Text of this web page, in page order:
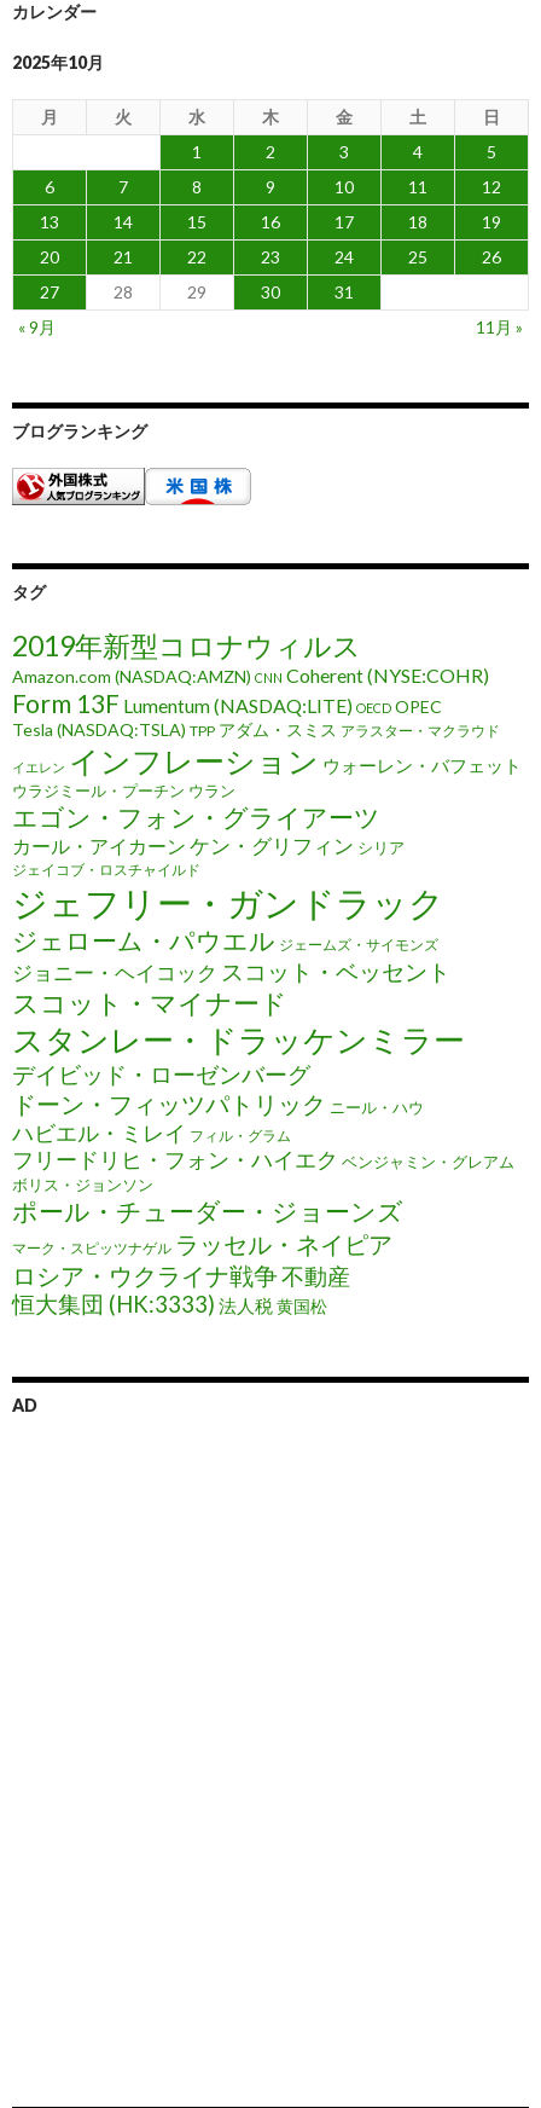
カレンダー
2025年10月
月 火 水 木 金 土
日
1
2 3 4
5
6
7 8 9 10 11
12
13
14 15 16 17 18
19
20
21 22 23 24 25
26
27
28 29 30
31
« 9月
11月 »
ブログランキング
タグ
2019年新型コロナウィルス
Amazon.com (NASDAQ:AMZN) CNN Coherent (NYSE:COHR)
Form 13F Lumentum (NASDAQ:LITE) OECD OPEC
Tesla (NASDAQ:TSLA) TPP アダム・スミス アラスター・マクラウド
イエレン インフレーション ウォーレン・バフェット
ウラジミール・プーチン ウラン
エゴン・フォン・グライアーツ
カール・アイカーン ケン・グリフィン シリア
ジェイコブ・ロスチャイルド
ジェフリー・ガンドラック
ジェローム・パウエル ジェームズ・サイモンズ
ジョニー・ヘイコック スコット・ベッセント
スコット・マイナード
スタンレー・ドラッケンミラー
デイビッド・ローゼンバーグ
ドーン・フィッツパトリック ニール・ハウ
ハビエル・ミレイ フィル・グラム
フリードリヒ・フォン・ハイエク ベンジャミン・グレアム
ボリス・ジョンソン
ポール・チューダー・ジョーンズ
マーク・スピッツナゲル ラッセル・ネイピア
ロシア・ウクライナ戦争不動産
恒大集団 (HK:3333) 法人税黄国松
AD